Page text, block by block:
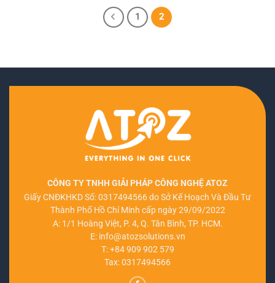
1 2
CÔNG TY TNHH GIẢI PHÁP CÔNG NGHỆ ATOZ
Giấy CNĐKHKD Số: 0317494566 do Sở Kế Hoạch Và Đầu Tư
Thành Phố Hồ Chí Minh cấp ngày 29/09/2022
A: 1/1 Hoàng Việt, P. 4, Q. Tân Bình, TP. HCM.
E: info@atozsolutions.vn
T:+84 909 902 579
Tax: 0317494566